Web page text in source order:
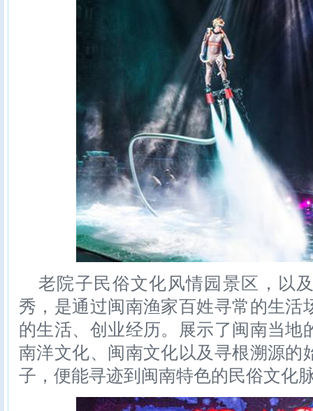
老院子民俗文化风情园景区，以
秀，是通过闽南渔家百姓寻常的生活
的生活、创业经历。展示了闽南当地
南洋文化、闽南文化以及寻根溯源的
子，便能寻迹到闽南特色的民俗文化